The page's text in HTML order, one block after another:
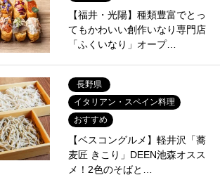
【福井・光陽】種類豊富でとっ
てもかわいい創作いなり専門店
「ふくいなり」オープ…
長野県
イタリアン・スペイン料理
おすすめ
【ベスコングルメ】軽井沢「蕎
麦匠 きこり」DEEN池森オスス
メ！2色のそばと…